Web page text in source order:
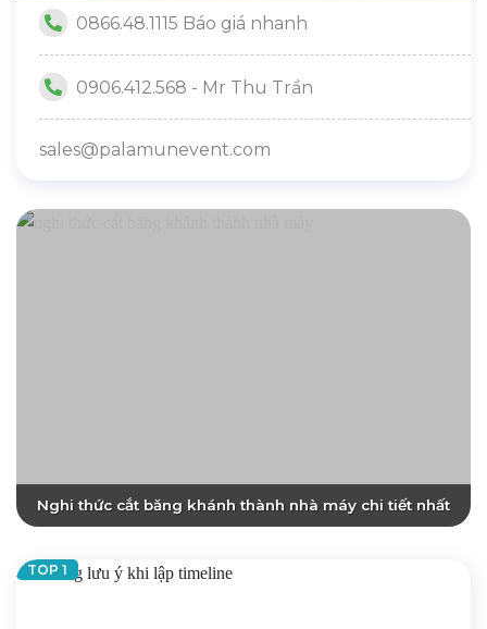
0866.48.1115 Báo giá nhanh
0906.412.568 - Mr Thu Trần
sales@palamunevent.com
Nghi thức cắt băng khánh thành nhà máy chi tiết nhất